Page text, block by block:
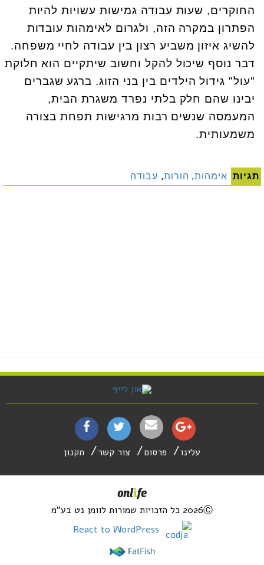
החוקרים, שעות עבודה גמישות עשויות להיות
הפתרון במקרה הזה, ולגרום לאימהות עובדות
להשיג איזון משביע רצון בין עבודה לחיי משפחה.
דבר נוסף שיכול להקל וחשוב שיתקיים הוא חלוקת
"עול" גידול הילדים בין בני הזוג. ברגע שגברים
יבינו שהם חלק בלתי נפרד משגרת הבית,
המעמסה שנשים רבות מרגישות תפחת בצורה
משמעותית.
תגיות אימהות, הורות, עבודה
עלינו פרסום צור קשר תקנון
2026Ⓒ כל הזכויות שמורות לוומן נט בע"מ